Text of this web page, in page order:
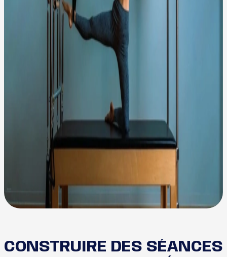
CONSTRUIRE DES SÉANCES